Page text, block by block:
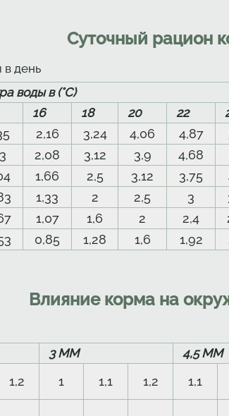
Суточный рацион
в день
воды в (°C)
16 18 20 22
2,16 3,24 4,06 4,87
2,08 3,12 3,9 4,68
1,66 2,5 3,12 3,75
1,33 2 2,5 3
1,07 1,6 2 2,4
0,85 1,28 1,6 1,92
Влияние корма на
3 ММ 4,5 ММ
1,2 1 1,1 1,2 1,1